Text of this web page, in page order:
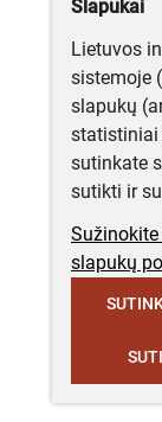
Slapukai
Lietuvos
sistemoje
slapukų
statistiniai
sutinkate
sutikti ir
slapukų